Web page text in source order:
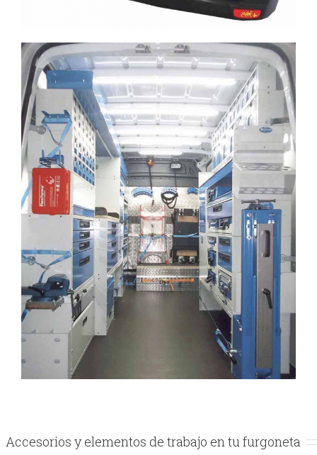
Accesorios y elementos de trabajo en tu furgoneta